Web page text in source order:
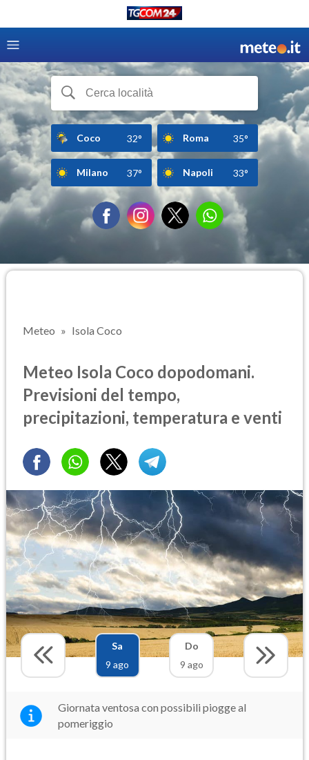
Coco 32° Roma 35°
Milano 37° Napoli 33°
Meteo Isola Coco
Meteo Isola Coco dopodomani.
Previsioni del tempo,
precipitazioni, temperatura e venti
Sa
9 ago
Do
9 ago
Giornata ventosa con possibili piogge al
pomeriggio